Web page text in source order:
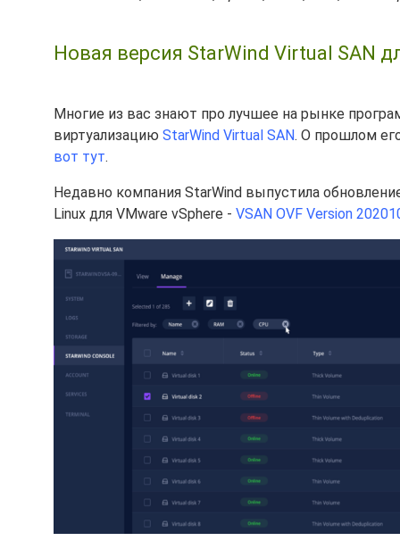
Новая версия StarWind Virtual SAN
Многие из вас знают про лучшее на рынке
виртуализацию StarWind Virtual SAN. О прошлом
вот тут.
Недавно компания StarWind выпустила
Linux для VMware vSphere - VSAN OVF Version